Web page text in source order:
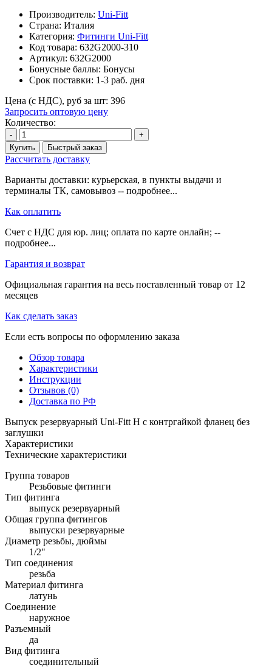
Производитель: Uni-Fitt
Страна: Италия
Категория: Фитинги Uni-Fitt
Код товара: 632G2000-310
Артикул: 632G2000
Бонусные баллы: Бонусы
Срок поставки: 1-3 раб. дня
Цена (с НДС), руб за шт: 396
Запросить оптовую цену
Количество:
-
+
Купить
Быстрый заказ
Рассчитать доставку
Варианты доставки: курьерская, в пункты выдачи и
терминалы ТК, самовывоз -- подробнее...
Как оплатить
Счет с НДС для юр. лиц; оплата по карте онлайн; --
подробнее...
Гарантия и возврат
Официальная гарантия на весь поставленный товар от 12
месяцев
Как сделать заказ
Если есть вопросы по оформлению заказа
Обзор товара
Характеристики
Инструкции
Отзывов (0)
Доставка по РФ
Выпуск резервуарный Uni-Fitt Н с контргайкой фланец без
заглушки
Характеристики
Технические характеристики
Группа товаров
Резьбовые фитинги
Тип фитинга
выпуск резервуарный
Общая группа фитингов
выпуски резервуарные
Диаметр резьбы, дюймы
1/2"
Тип соединения
резьба
Материал фитинга
латунь
Соединение
наружное
Разъемный
да
Вид фитинга
соединительный